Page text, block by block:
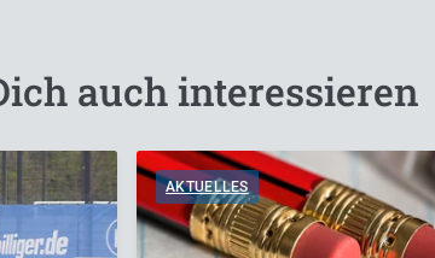
auch interessieren
AKTUELLES